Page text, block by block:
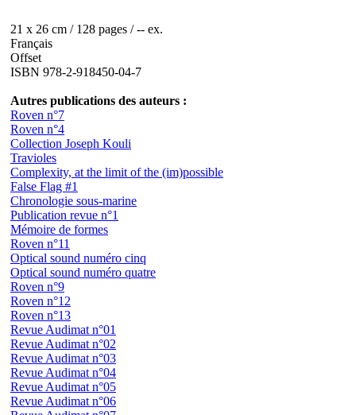
21 x 26 cm / 128 pages / -- ex.
Français
Offset
ISBN 978-2-918450-04-7
Autres publications des auteurs :
Roven n°7
Roven n°4
Collection Joseph Kouli
Travioles
Complexity, at the limit of the (im)possible
False Flag #1
Chronologie sous-marine
Publication revue n°1
Mémoire de formes
Roven n°11
Optical sound numéro cinq
Optical sound numéro quatre
Roven n°9
Roven n°12
Roven n°13
Revue Audimat n°01
Revue Audimat n°02
Revue Audimat n°03
Revue Audimat n°04
Revue Audimat n°05
Revue Audimat n°06